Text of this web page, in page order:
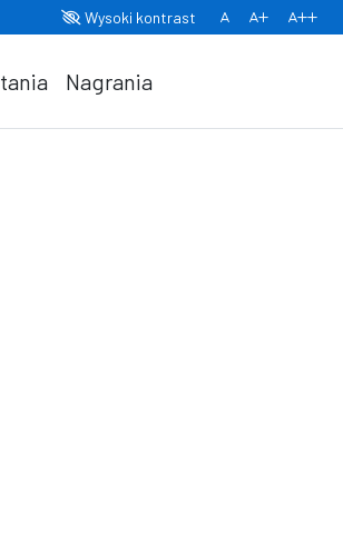
Wysoki kontrast
Nagrania